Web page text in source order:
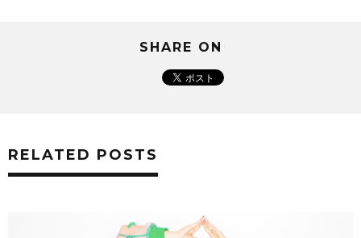
SHARE ON
RELATED POSTS